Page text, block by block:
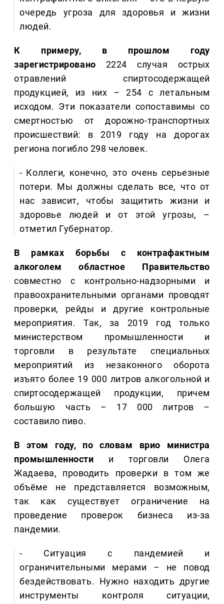
очередь угроза для здоровья и жизни
людей.
К примеру, в прошлом году
зарегистрировано 2224 случая острых
отравлений спиртосодержащей
продукцией, из них – 254 с летальным
исходом. Эти показатели сопоставимы со
смертностью от дорожно-транспортных
происшествий: в 2019 году на дорогах
региона погибло 298 человек.
- Коллеги, конечно, это очень серьезные
потери. Мы должны сделать все, что от
нас зависит, чтобы защитить жизни и
здоровье людей и от этой угрозы, –
отметил Губернатор.
В рамках борьбы с контрафактным
алкоголем областное Правительство
совместно с контрольно-надзорными и
правоохранительными органами проводят
проверки, рейды и другие контрольные
мероприятия. Так, за 2019 год только
министерством промышленности и
торговли в результате специальных
мероприятий из незаконного оборота
изъято более 19 000 литров алкогольной и
спиртосодержащей продукции, причем
большую часть – 17 000 литров –
составило пиво.
В этом году, по словам врио министра
промышленности и торговли Олега
Жадаева, проводить проверки в том же
объёме не представляется возможным,
так как существует ограничение на
проведение проверок бизнеса из-за
пандемии.
- Ситуация с пандемией и
ограничительными мерами – не повод
бездействовать. Нужно находить другие
инструменты контроля ситуации,